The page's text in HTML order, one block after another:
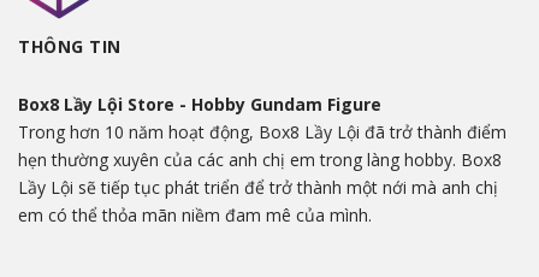
THÔNG TIN
Box8 Lầy Lội Store - Hobby Gundam Figure
Trong hơn 10 năm hoạt động, Box8 Lầy Lội đã trở thành điểm
hẹn thường xuyên của các anh chị em trong làng hobby. Box8
Lầy Lội sẽ tiếp tục phát triển để trở thành một nới mà anh chị
em có thể thỏa mãn niềm đam mê của mình.